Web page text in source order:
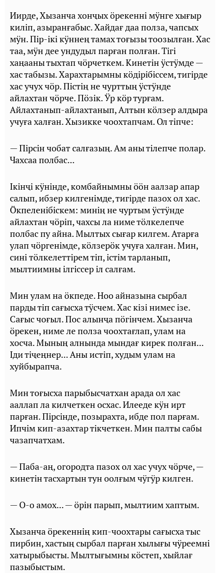
Иирде, Хызанча хонҷых ӧрекеннi мӱнге хығыр
килiп, азыранғабыс. Хайдағ даа полза, чапсых
мӱн. Пiр-iкi кӱннең тамах тоғызы тоозылған. Хас
таа, мӱн дее ундудыл парған полған. Тiгi
хаңааны тыхтап чӧрчеткем. Кинетiн ӱстӱмде —
хас табызы. Харахтарымны кӧдiрiбiссем, тигiрде
хас учух чӧр. Пiстiң не чурттың ӱстӱнде
айлахтан чӧрче. Пӧзiк. Ӱр кӧр турғам.
Айлахтанып-айлахтанып, Алтын кӧлзер алдыра
учуға халған. Хызикке чоохтапчам. Ол тiпче:
— Пiрсiн чобат салғазың. Ам аны тiлепче полар.
Чахсаа полбас...
Iкiнҷi кӱнiнде, комбайнымны ӧӧн аалзар апар
салып, ибзер килгенiмде, тигiрде пазох ол хас.
Ӧкпеленiбiскем: минiң не чуртым ӱстӱнде
айлахтан чӧрiп, чахсы ла ниме тӧлкелепче
полбас пу айна. Мылтых сығар килгем. Атарға
улап чӧргенiмде, кӧлзерӧк учуға халған. Мин,
синi тӧлкелеттiрем тiп, iстiм тарланып,
мылтиимны iлгiссер iл салғам.
Мин улам на ӧкпеде. Ноо айназына сырбал
парды тiп сағысха тӱсчем. Хас кiзi нимес iзе.
Сағыс чоғыл. Пос алынҷа пӧгiнчем. Хызанча
ӧрекен, ниме ле полза чоохтағлап, улам на
хосча. Мының алнында мындағ кирек полған...
Iди тiҷеңнер... Аны истiп, худым улам на
хуйбырапча.
Мин тоғысха парыбысчатхан арада ол хас
ааллап ла килчеткен осхас. Илееде кӱн ирт
парған. Пiрсiнде, позырахта, ибде пол парғам.
Ипчiм кип-азахтар тiкчеткен. Мин палты сабы
чазапчатхам.
— Паба-аң, огородта пазох ол хас учух чӧрче, —
кинетiн тасхартын тун оолғым чӱгӱр килген.
— О-о амох... — ӧрiн парып, мылтиим хаптым.
Хызанча ӧрекеннiң кип-чоохтары сағысха тыс
пирбин, хастың сырбал парған хылығы чӱреемнi
хатырыбысты. Мылтығымны кӧстеп, хыйлағ
пазыбыстым.